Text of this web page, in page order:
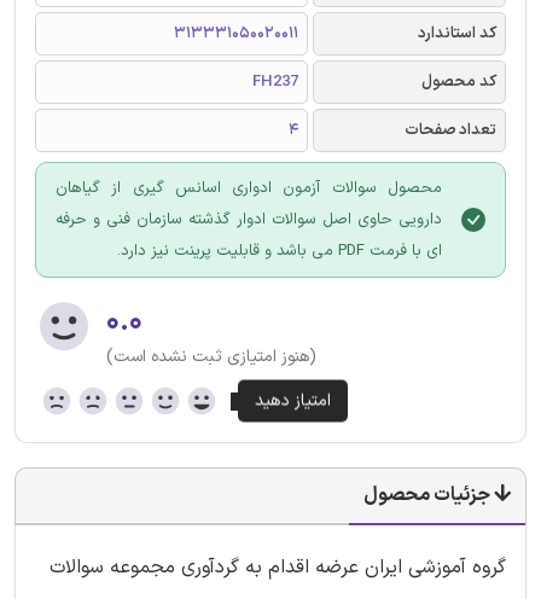
کد استاندارد
313331050020011
کد محصول
FH237
تعداد صفحات
4
محصول سوالات آزمون ادواری اسانس گیری از گیاهان
دارویی حاوی اصل سوالات ادوار گذشته سازمان فنی و حرفه
ای با فرمت PDF می باشد و قابلیت پرینت نیز دارد.
۰.۰
(هنوز امتیازی ثبت نشده است)
جزئیات محصول
گروه آموزشی ایران عرضه اقدام به گردآوری مجموعه سوالات